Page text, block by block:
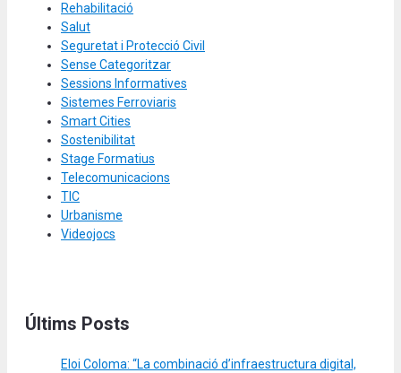
Rehabilitació
Salut
Seguretat i Protecció Civil
Sense Categoritzar
Sessions Informatives
Sistemes Ferroviaris
Smart Cities
Sostenibilitat
Stage Formatius
Telecomunicacions
TIC
Urbanisme
Videojocs
Últims Posts
Eloi Coloma: “La combinació d’infraestructura digital,